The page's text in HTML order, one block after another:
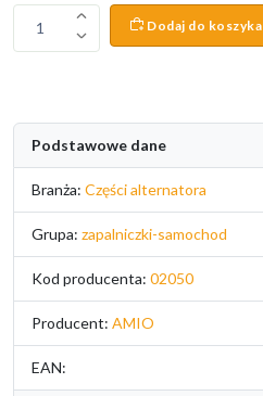
1 Dodaj do koszyka
Podstawowe dane
Branża: Części alternatora
Grupa: zapalniczki-samochod
Kod producenta: 02050
Producent: AMIO
EAN: